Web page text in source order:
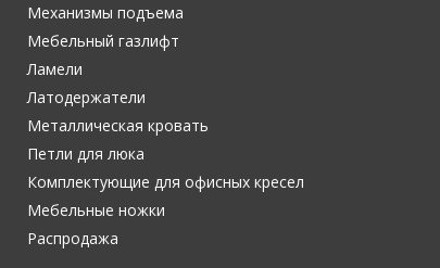
Механизмы подъема
Мебельный газлифт
Ламели
Латодержатели
Металлическая кровать
Петли для люка
Комплектующие для офисных кресел
Мебельные ножки
Распродажа